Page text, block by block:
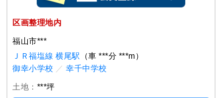
区画整理地内
福山市***
ＪＲ福塩線 横尾駅
（車 ***分 ***m）
御幸小学校 ／ 幸千中学校
土地： ***坪